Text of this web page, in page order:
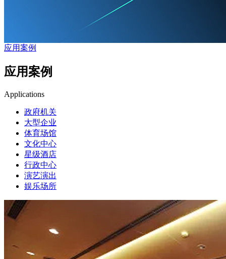
应用案例
应用案例
Applications
政府机关
大型企业
体育场馆
文化中心
星级酒店
行政中心
演艺演出
娱乐场所